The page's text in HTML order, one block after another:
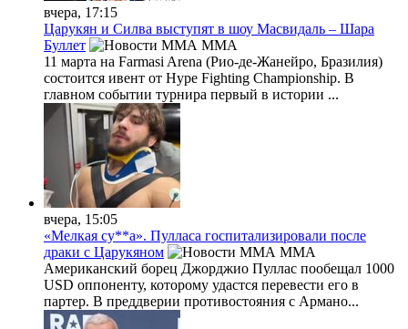
вчера, 17:15
Царукян и Силва выступят в шоу Масвидаль – Шара
Буллет
MMA
11 марта на Farmasi Arena (Рио-де-Жанейро, Бразилия)
состоится ивент от Hype Fighting Championship. В
главном событии турнира первый в истории ...
вчера, 15:05
«Мелкая су**а». Пулласа госпитализировали после
драки с Царукяном
MMA
Американский борец Джорджио Пуллас пообещал 1000
USD оппоненту, которому удастся перевести его в
партер. В преддверии противостояния с Армано...